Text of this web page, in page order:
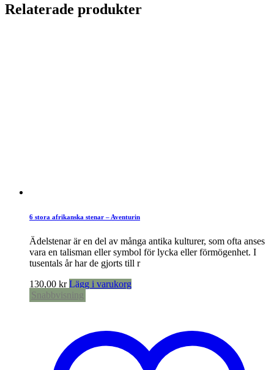
Relaterade produkter
6 stora afrikanska stenar – Aventurin
Ädelstenar är en del av många antika kulturer, som ofta anses
vara en talisman eller symbol för lycka eller förmögenhet. I
tusentals år har de gjorts till r
130,00 kr Lägg i varukorg
Snabbvisning